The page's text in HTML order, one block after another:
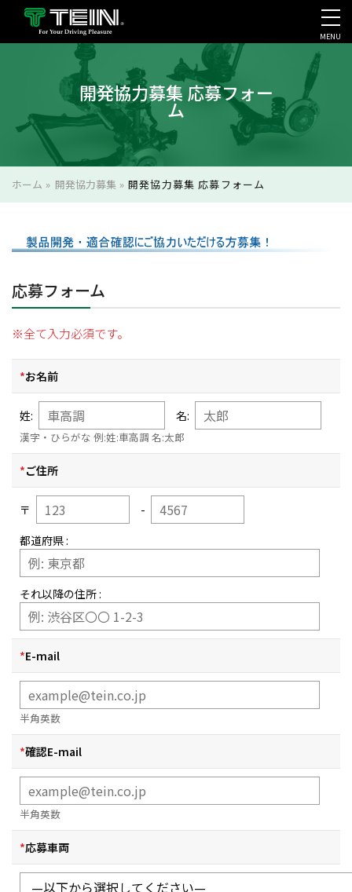
会社案内・採用・IR
MENU
開発協力募集 応募フォー
ム
ホーム » 開発協力募集»開発協力募集 応募フォーム
の
フ
ー
ル
ド
は
空
の
ま
ま
に
し
く
さ
い。
応募フォーム
※全て入力必須です。
*お名前
姓: 名:
漢字・ひらがな 例:姓:車高調 名:太郎
*ご住所
〒
-
都道府県 :
それ以降の住所 :
*E-mail
半角英数
*確認E-mail
半角英数
*応募車両